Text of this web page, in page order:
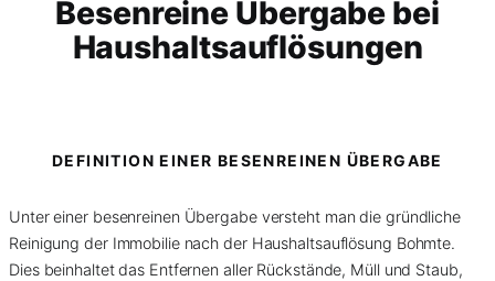
Besenreine Übergabe bei
Haushaltsauflösungen
DEFINITION EINER BESENREINEN ÜBERGABE
Unter einer besenreinen Übergabe versteht man die gründliche
Reinigung der Immobilie nach der Haushaltsauflösung Bohmte.
Dies beinhaltet das Entfernen aller Rückstände, Müll und Staub,